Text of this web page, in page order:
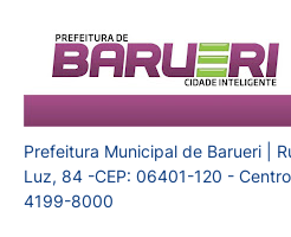
Prefeitura Municipal de Barueri |
Luz, 84 -CEP: 06401-120 -
4199-8000